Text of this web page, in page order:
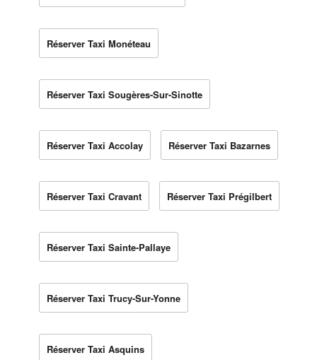
Réserver Taxi Monéteau
Réserver Taxi Sougères-Sur-Sinotte
Réserver Taxi Accolay Réserver Taxi Bazarnes
Réserver Taxi Cravant Réserver Taxi Prégilbert
Réserver Taxi Sainte-Pallaye
Réserver Taxi Trucy-Sur-Yonne
Réserver Taxi Asquins